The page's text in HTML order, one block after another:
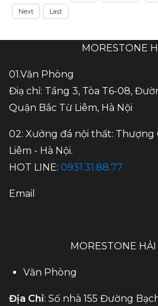
Next
Last
MORESTONE
01.Văn Phòng
Điạ chỉ: Tầng 3, Tòa T6-08,
Quận Bắc Từ Liêm, Hà Nội
02: Xưởng đá nội thất: Thượng
Liêm - Hà Nội.
HOT LINE: 0931.31.88.77
Email
MORESTONE
Văn Phòng
Địa Chỉ: Số nhà 155 Đường